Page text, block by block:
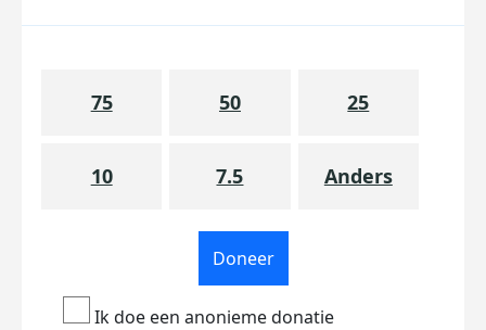
75 50 25
10 7.5 Anders
Doneer
Ik doe een anonieme donatie